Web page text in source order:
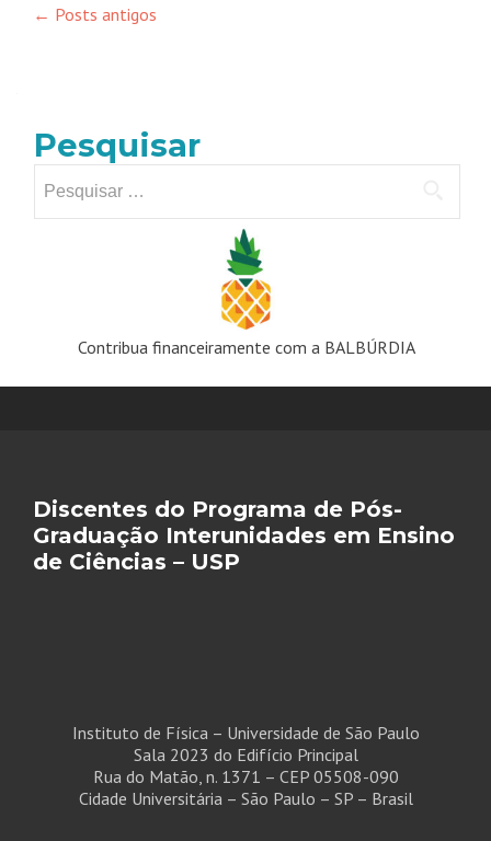
Navegação
← Posts antigos
Pesquisar
por:
Contribua financeiramente com a BALBÚRDIA
Discentes do Programa de Pós-
Graduação Interunidades em Ensino
de Ciências – USP
Instituto de Física – Universidade de São Paulo
Sala 2023 do Edifício Principal
Rua do Matão, n. 1371 – CEP 05508-090
Cidade Universitária – São Paulo – SP – Brasil